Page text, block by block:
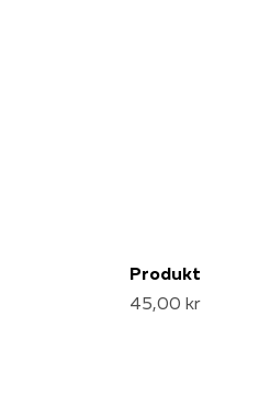
Produkt
45,00 kr